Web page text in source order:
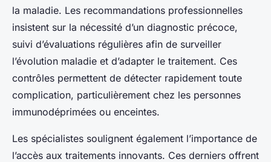
la maladie. Les recommandations professionnelles
insistent sur la nécessité d’un diagnostic précoce,
suivi d’évaluations régulières afin de surveiller
l’évolution maladie et d’adapter le traitement. Ces
contrôles permettent de détecter rapidement toute
complication, particulièrement chez les personnes
immunodéprimées ou enceintes.
Les spécialistes soulignent également l’importance de
l’accès aux traitements innovants. Ces derniers offrent